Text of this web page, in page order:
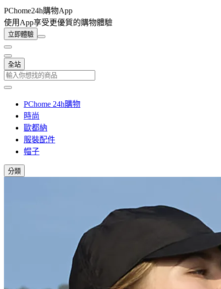
PChome24h購物App
使用App享受更優質的購物體驗
立即體驗
全站
PChome 24h購物
時尚
歐都納
服裝配件
帽子
分類